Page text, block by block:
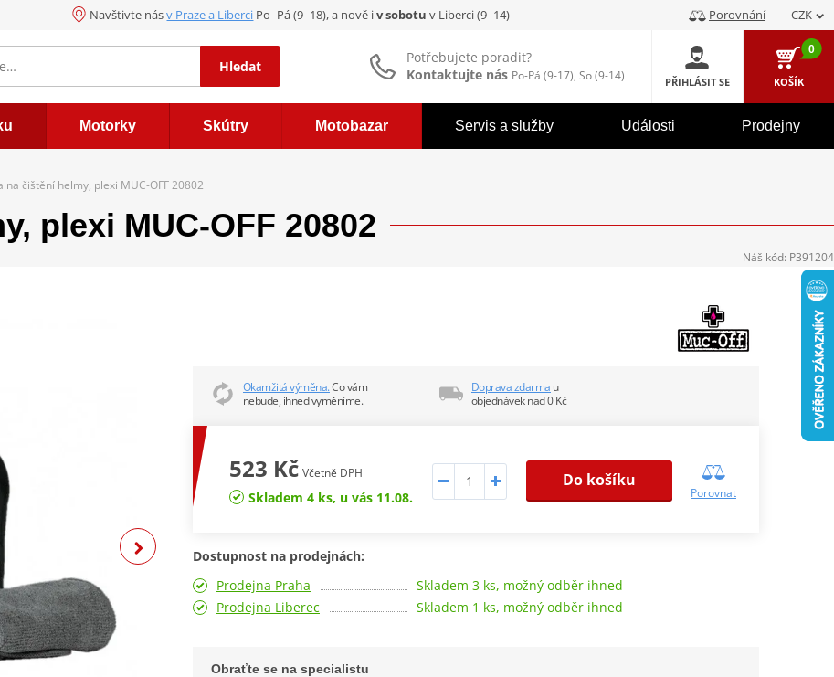
Navštivte násv Praze a Liberci Po–Pá (9–18), a nově iv sobotu v Liberci (9–14) Porovnání CZK
Hledat
Potřebujete poradit?
Kontaktujte nás Po-Pá (9-17), So (9-14) PŘIHLÁSIT SE
0
KOŠÍK
Motorky Skútry Motobazar Servis a služby Události Prodejny
na čištění helmy, plexi MUC-OFF 20802
plexi MUC-OFF 20802
Okamžitá výměna.Co vám
nebude, ihned vyměníme.
Doprava zdarma u
objednávek nad 0 Kč
523 Kč Včetně DPH
Skladem 4 ks, u vás 11.08.
Do košíku
Porovnat
Dostupnost na prodejnách:
Prodejna Praha
Skladem 3 ks, možný odběr ihned
Prodejna Liberec
Skladem 1 ks, možný odběr ihned
Obraťte se na specialistu
Náš kód: P391204